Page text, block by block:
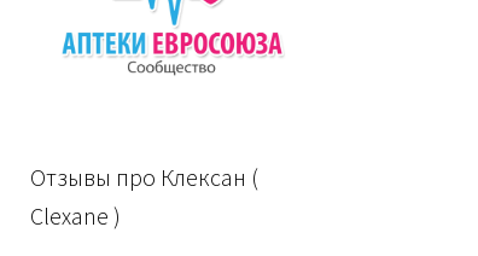
Отзывы про Клексан (
Clexane )